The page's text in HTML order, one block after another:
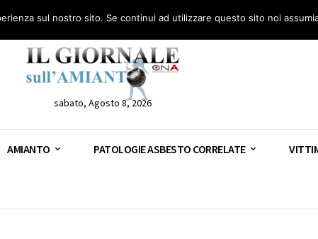
Consulenza legale gratuita: civile, penale e lavoro Segnala – AGN Segnala –
sabato, Agosto 8, 2026
AMIANTO PATOLOGIE ASBESTO CORRELATE
sul nostro sito. Se continui ad utilizzare questo sito noi